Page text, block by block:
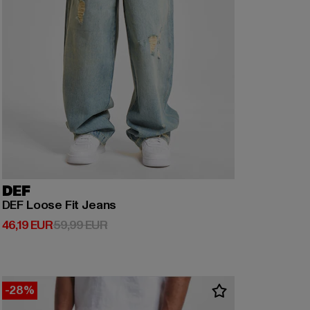
DEF
DEF Loose Fit Jeans
46,19 EUR
Derzeitiger Preis: 46,19 EUR
59,99 EURAktionspreis: 59,99 EUR
-28%